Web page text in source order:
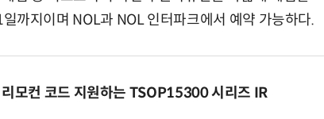
까지이며 NOL과 NOL 인터파크에서 예약 가능하다.
모컨 코드 지원하는 TSOP15300 시리즈 IR